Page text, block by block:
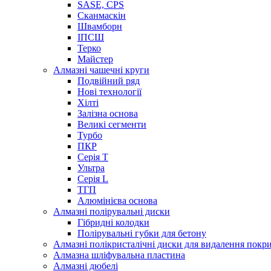
SASE, CPS
Сканмаскін
Швамборн
ІПСШ
Терко
Майстер
Алмазні чашечні круги
Подвійний ряд
Нові технології
Хілті
Залізна основа
Великі сегменти
Турбо
ПКР
Серія Т
Ультра
Серія L
ТГП
Алюмінієва основа
Алмазні полірувальні диски
Гібридні колодки
Полірувальні губки для бетону
Алмазні полікристалічні диски для видалення
Алмазна шліфувальна пластина
Алмазні дюбелі